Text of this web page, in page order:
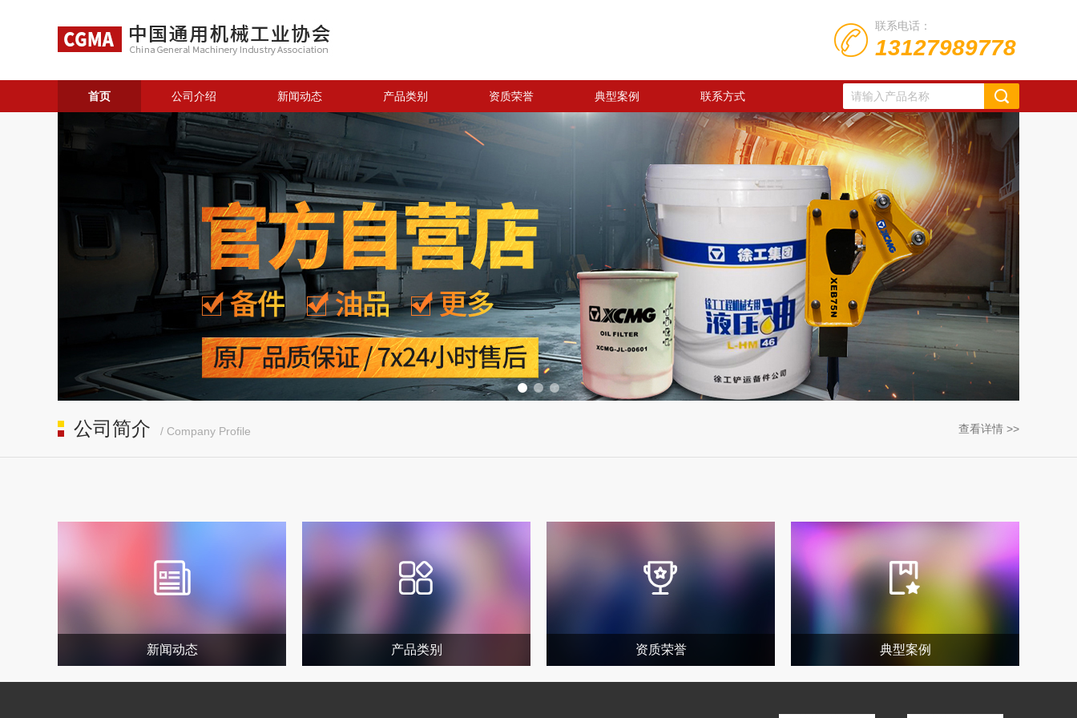
联系电话：
13127989778
首页 公司介绍 新闻动态 产品类别 资质荣誉 典型案例 联系方式
公司简介 / Company Profile 查看详情 >>
新闻动态 产品类别 资质荣誉 典型案例